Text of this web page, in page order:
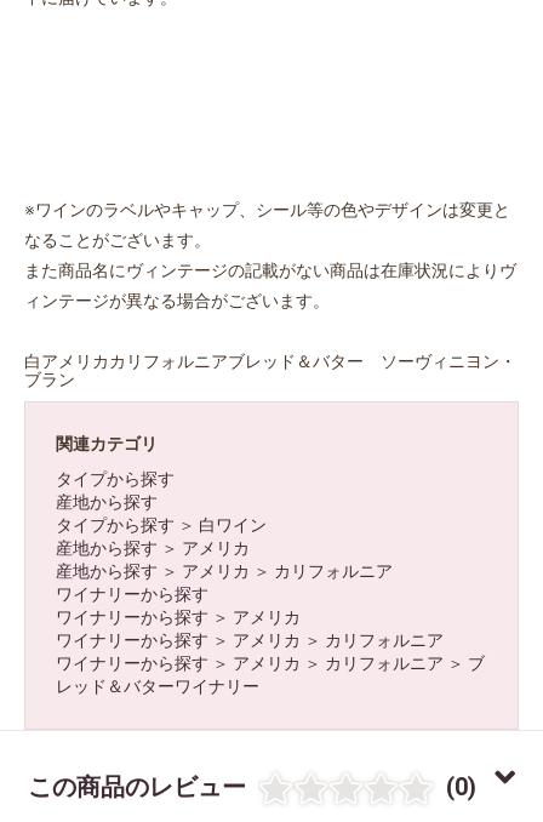
お買い物を続ける カートへ進む
※ワインのラベルやキャップ、シール等の色やデザインは変更と
なることがございます。
また商品名にヴィンテージの記載がない商品は在庫状況によりヴ
ィンテージが異なる場合がございます。
白アメリカカリフォルニアブレッド＆バター ソーヴィニヨン・
ブラン
関連カテゴリ
タイプから探す
産地から探す
タイプから探す ＞ 白ワイン
産地から探す ＞ アメリカ
産地から探す ＞ アメリカ ＞ カリフォルニア
ワイナリーから探す
ワイナリーから探す ＞ アメリカ
ワイナリーから探す ＞ アメリカ ＞ カリフォルニア
ワイナリーから探す ＞ アメリカ ＞ カリフォルニア ＞ ブ
レッド＆バターワイナリー
この商品のレビュー (0)